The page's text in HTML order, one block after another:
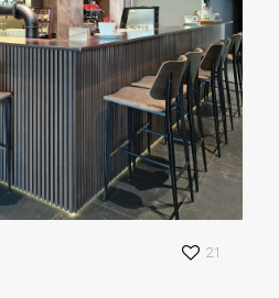
21